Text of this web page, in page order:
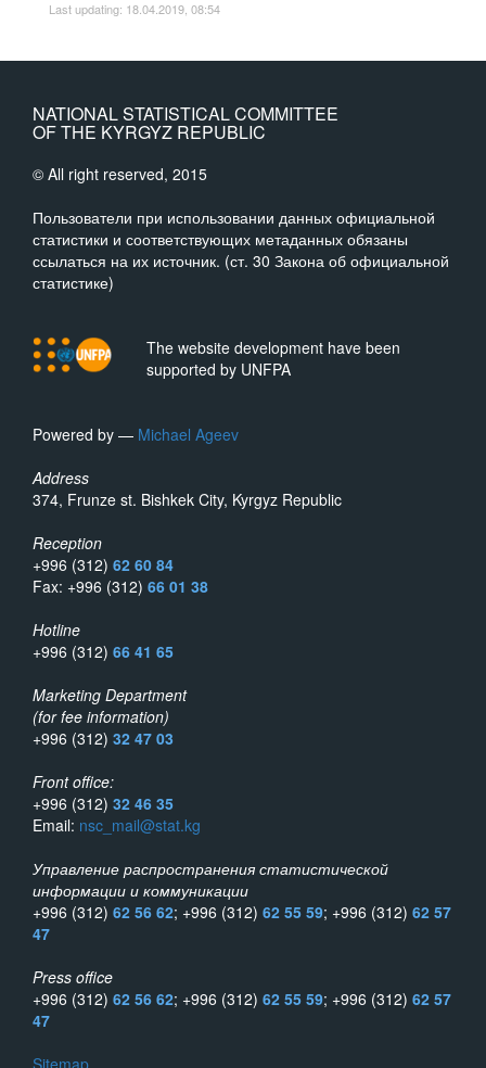
Last updating: 18.04.2019, 08:54
NATIONAL STATISTICAL COMMITTEE
OF THE KYRGYZ REPUBLIC
© All right reserved, 2015
Пользователи при использовании данных официальной
статистики и соответствующих метаданных обязаны
ссылаться на их источник. (ст. 30 Закона об официальной
статистике)
The website development have been
supported by UNFPA
Powered by — Michael Ageev
Address
374, Frunze st. Bishkek City, Kyrgyz Republic
Reception
+996 (312) 62 60 84
Fax: +996 (312) 66 01 38
Hotline
+996 (312) 66 41 65
Marketing Department
(for fee information)
+996 (312) 32 47 03
Front office:
+996 (312) 32 46 35
Email: nsc_mail@stat.kg
Управление распространения статистической
информации и коммуникации
+996 (312) 62 56 62; +996 (312) 62 55 59; +996 (312) 62 57
47
Press office
+996 (312) 62 56 62; +996 (312) 62 55 59; +996 (312) 62 57
47
Sitemap